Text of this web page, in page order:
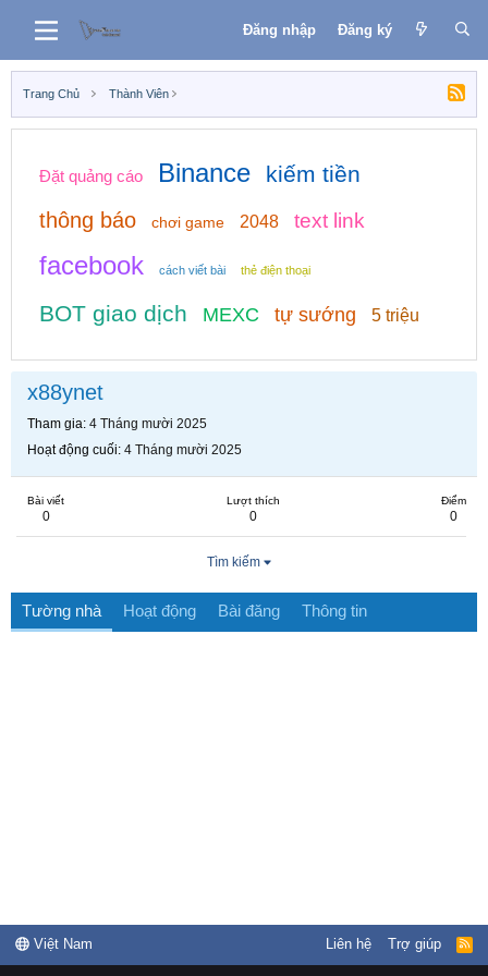
Đăng nhập Đăng ký
Trang Chủ Thành Viên
Đặt quảng cáo Binance kiếm tiền
thông báo chơi game 2048 text link
facebook cách viết bài thẻ điện thoại
BOT giao dịch MEXC tự sướng 5 triệu
x88ynet
Tham gia 4 Tháng mười 2025
Hoạt động cuối 4 Tháng mười 2025
Bài viết
0
Lượt thích
0
Điểm
0
Tìm kiếm
Tường nhà Hoạt động Bài đăng Thông tin
Việt Nam Liên hệ Trợ giúp
R